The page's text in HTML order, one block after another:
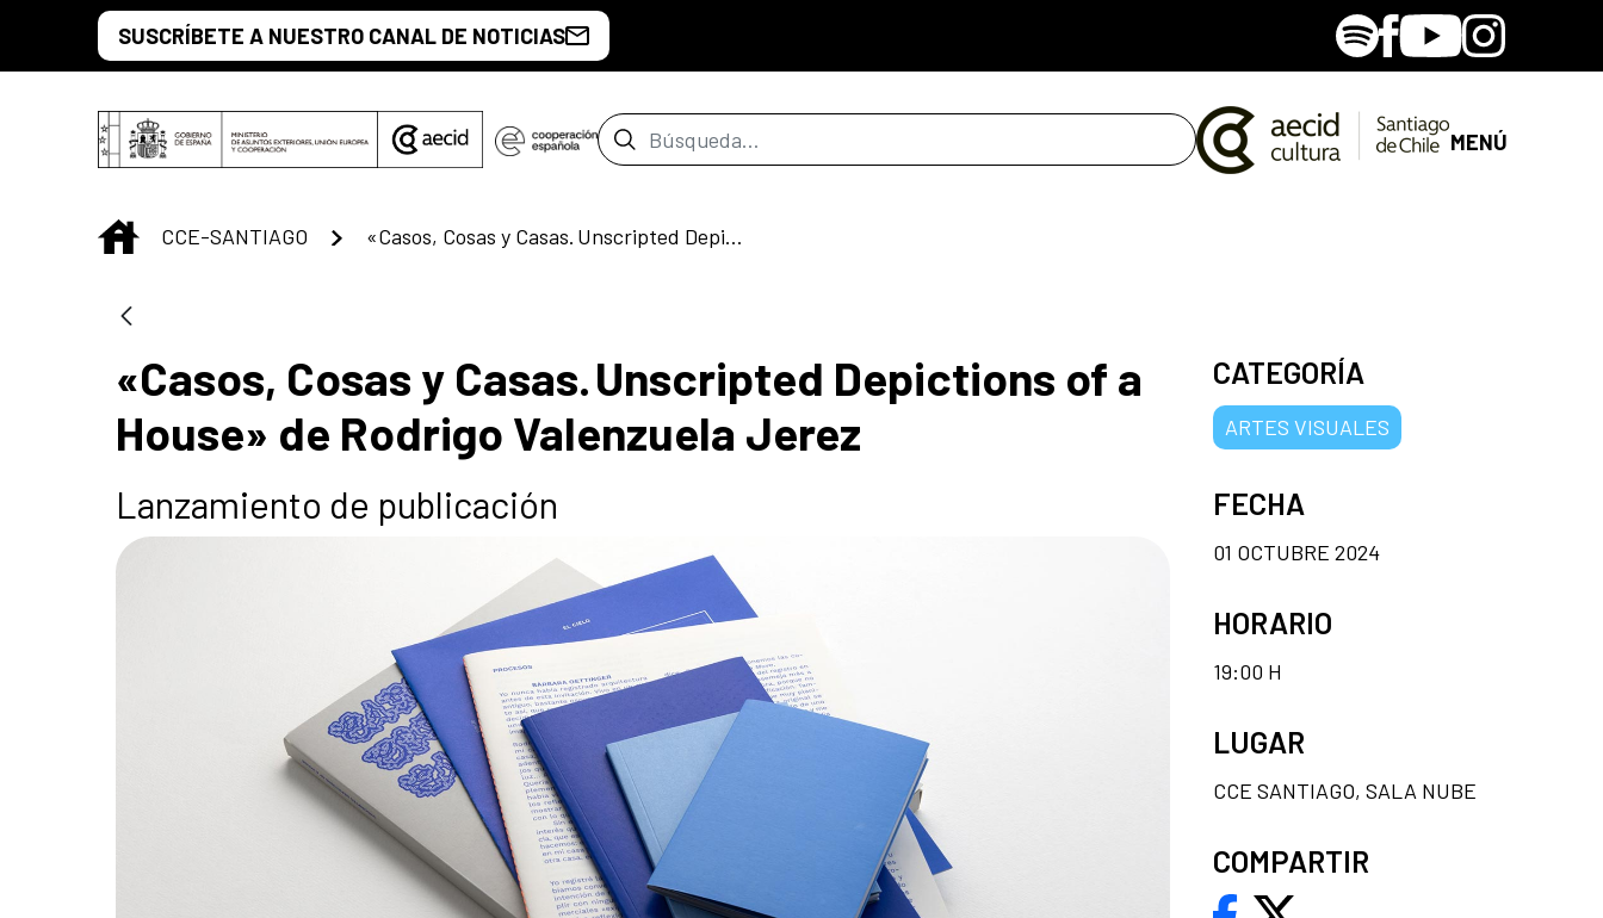
Saltar al contenido principal
SUSCRÍBETE A NUESTRO CANAL DE NOTICIAS SpotifyFacebook
YoutubeInstagram
Barra de búsqueda MENÚ
INICIO
CCE-SANTIAGO «Casos, Cosas y Casas. Unscripted Depictions of a House» de Rodrigo Valenzuela Jerez
«Casos, Cosas y Casas. Unscripted Depictions of a
House» de Rodrigo Valenzuela Jerez
Lanzamiento de publicación
CATEGORÍA
ARTES VISUALES
FECHA
01 OCTUBRE 2024
HORARIO
19:00 H
LUGAR
CCE SANTIAGO, SALA NUBE
COMPARTIR